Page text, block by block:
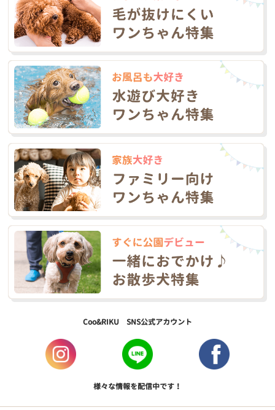
Coo&RIKU SNS公式アカウント
様々な情報を配信中です！